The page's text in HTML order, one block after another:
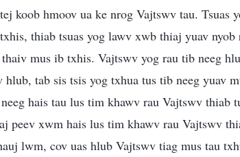
koob hmoov ua ke nrog Vajtswv tau. Tsuas
thiab tsuas yog lawv xwb thiaj yuav
mus ib txhis. Vajtswv yog rau tib neeg
hlub, tab sis tsis yog txhua tus tib neeg yuav
hais tau lus tim khawv rau Vajtswv
peev xwm hais lus tim khawv rau Vajtswv
lwm, cov uas hlub Vajtswv tiag mus tau